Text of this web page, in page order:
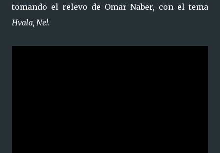
tomando el relevo de Omar Naber, con el tema
Hvala, Ne!.